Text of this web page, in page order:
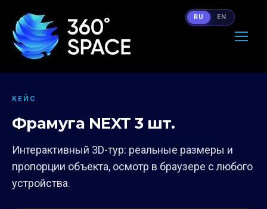
КЕЙС
Фрамуга NEXT 3 шт.
Интерактивный 3D-тур: реальные размеры и
пропорции объекта, осмотр в браузере с любого
устройства.
RU EN